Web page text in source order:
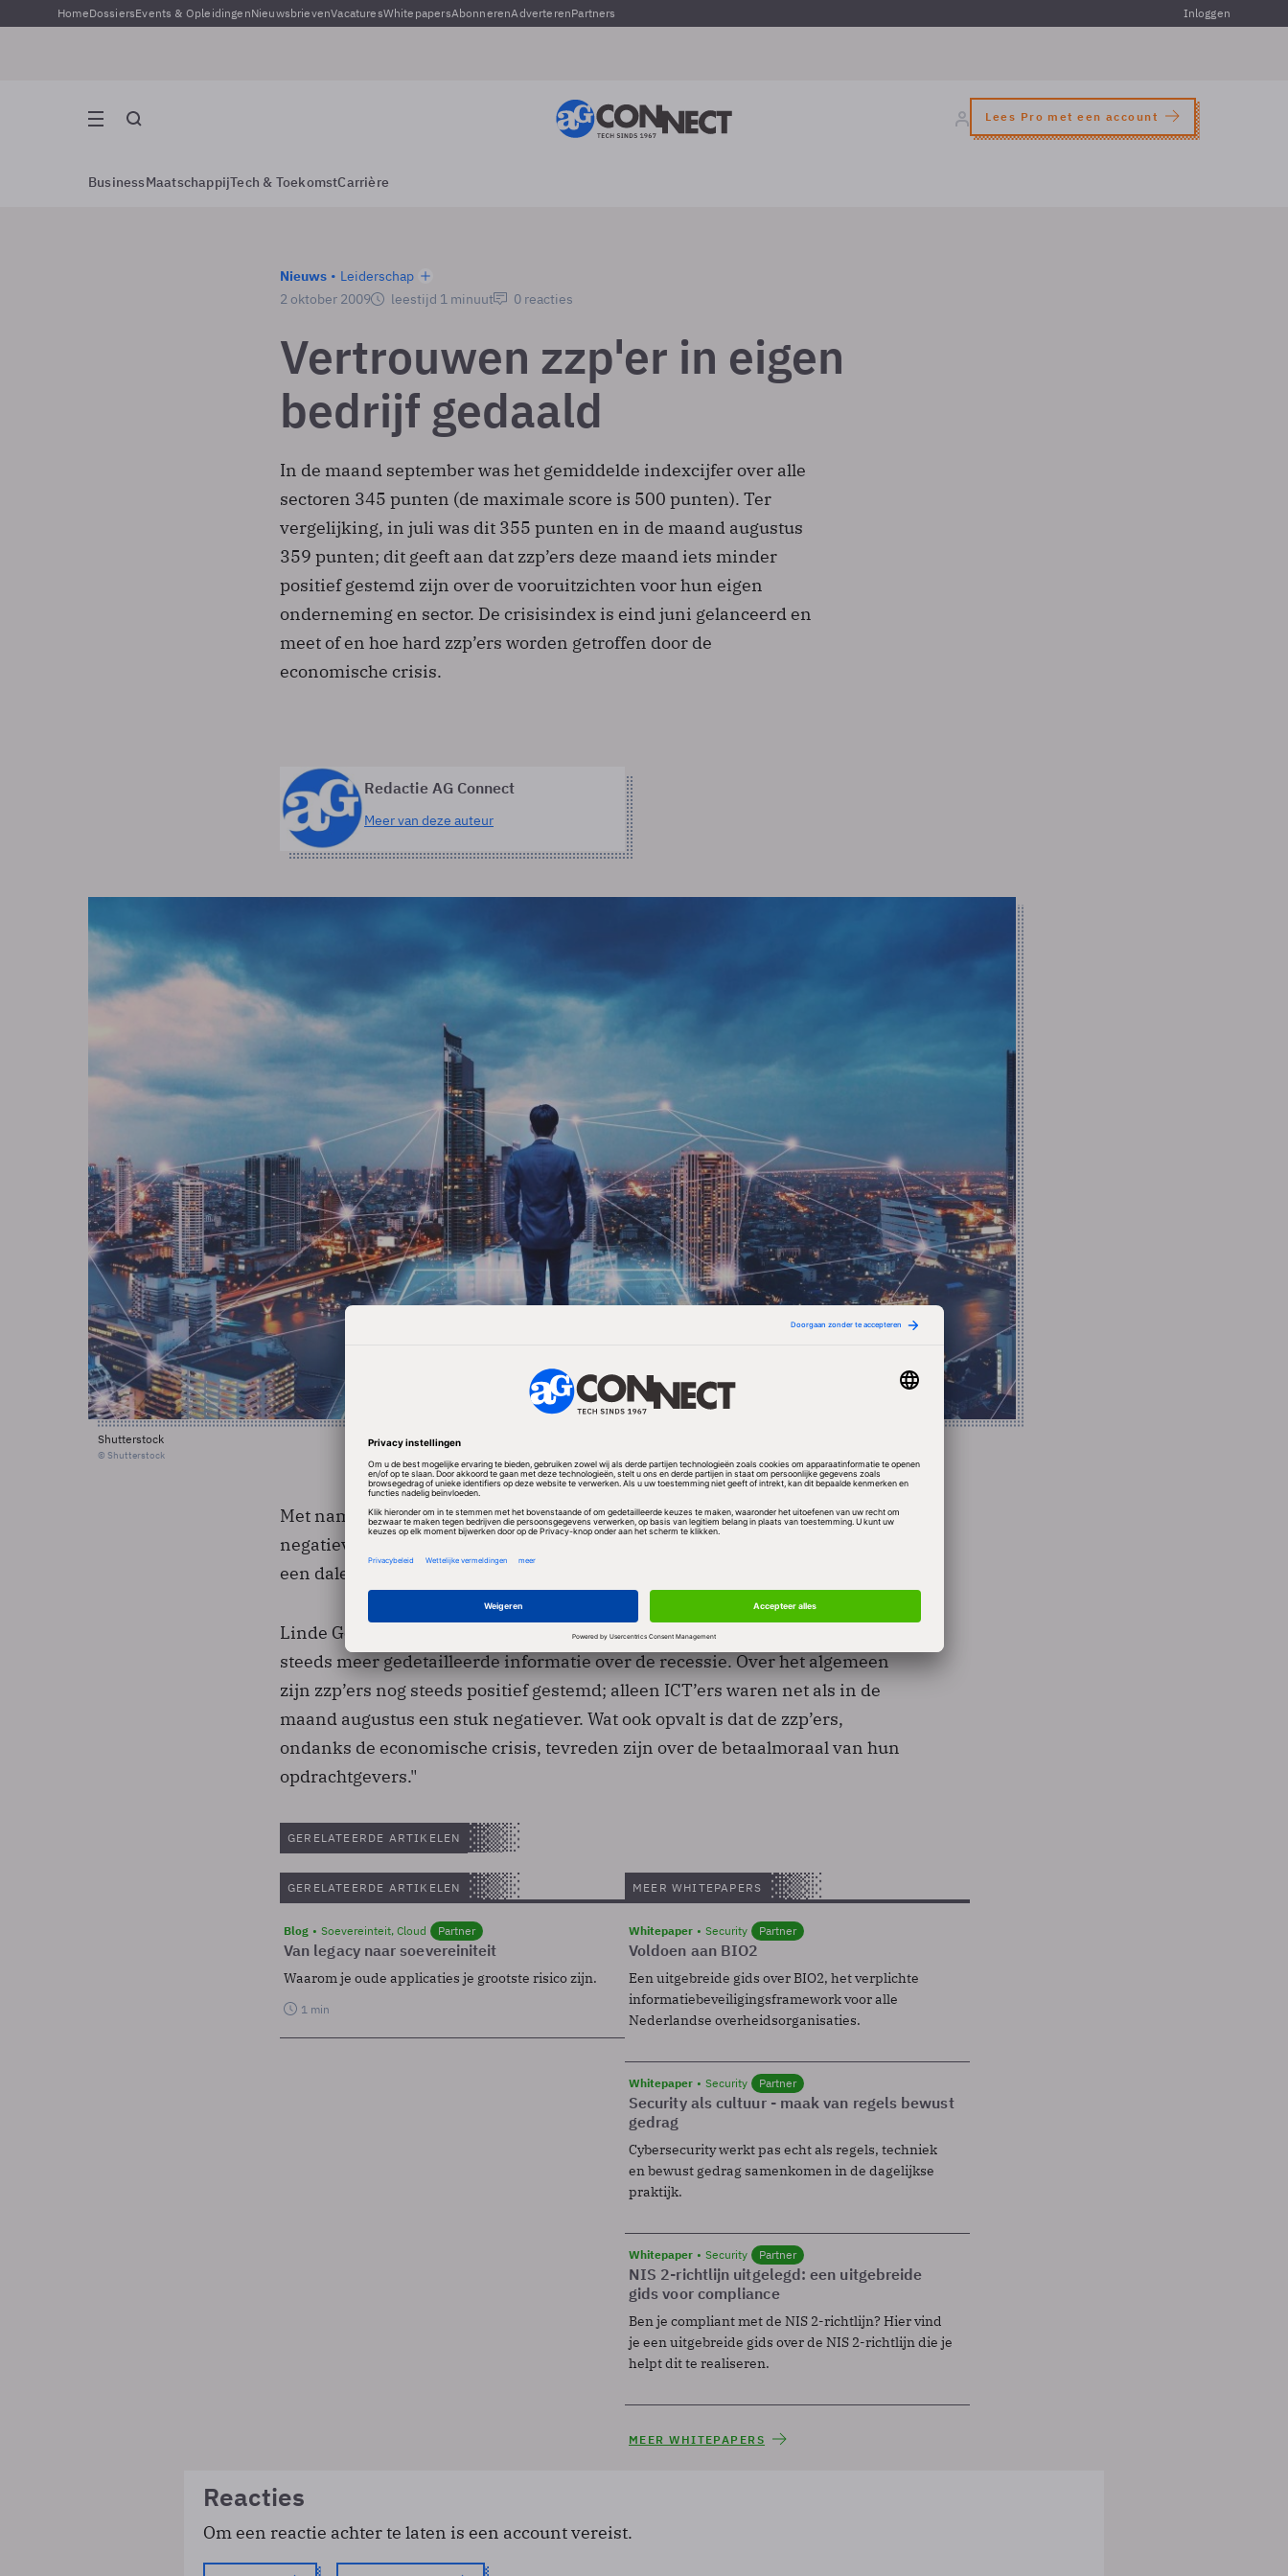
HomeDossiersEvents & OpleidingenNieuwsbrievenVacaturesWhitepapersAbonnerenAdverterenPartners Inloggen
Lees Pro met een account
BusinessMaatschappijTech & ToekomstCarrière
Nieuws
Leiderschap
2 oktober 2009
leestijd 1 minuut 0 reacties
Vertrouwen zzp'er in eigen
bedrijf gedaald
In de maand september was het gemiddelde indexcijfer over alle
sectoren 345 punten (de maximale score is 500 punten). Ter
vergelijking, in juli was dit 355 punten en in de maand augustus
359 punten; dit geeft aan dat zzp’ers deze maand iets minder
positief gestemd zijn over de vooruitzichten voor hun eigen
onderneming en sector. De crisisindex is eind juni gelanceerd en
meet of en hoe hard zzp’ers worden getroffen door de
economische crisis.
Redactie AG Connect
Meer van deze auteur
Shutterstock
© Shutterstock
Met name zelfstandige ICT-ers zijn minder positief in september. De
negatieve stemming heeft volgens FNV Zelfstandigen vooral te maken met
een dalende omzet vanaf de zomer.
Linde Gonggrijp, directeur FNV Zelfstandigen: "De ZZP crisisindex geeft ons
steeds meer gedetailleerde informatie over de recessie. Over het algemeen
zijn zzp’ers nog steeds positief gestemd; alleen ICT’ers waren net als in de
maand augustus een stuk negatiever. Wat ook opvalt is dat de zzp’ers,
ondanks de economische crisis, tevreden zijn over de betaalmoraal van hun
opdrachtgevers."
GERELATEERDE ARTIKELEN
GERELATEERDE ARTIKELEN
Blog Soevereinteit, Cloud Partner
Van legacy naar soevereiniteit
Waarom je oude applicaties je grootste risico zijn.
1 min
MEER WHITEPAPERS
Whitepaper Security Partner
Voldoen aan BIO2
Een uitgebreide gids over BIO2, het verplichte
informatiebeveiligingsframework voor alle
Nederlandse overheidsorganisaties.
Whitepaper Security Partner
Security als cultuur - maak van regels bewust
gedrag
Cybersecurity werkt pas echt als regels, techniek
en bewust gedrag samenkomen in de dagelijkse
praktijk.
Whitepaper Security Partner
NIS 2-richtlijn uitgelegd: een uitgebreide
gids voor compliance
Ben je compliant met de NIS 2-richtlijn? Hier vind
je een uitgebreide gids over de NIS 2-richtlijn die je
helpt dit te realiseren.
MEER WHITEPAPERS
Reacties
Om een reactie achter te laten is een account vereist.